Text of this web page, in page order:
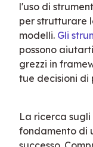
l'uso di
per strutturare
modelli. Gli
possono
grezzi in
tue decisioni di
La ricerca
fondamento di